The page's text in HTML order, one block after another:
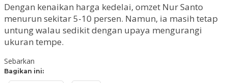
Dengan kenaikan harga kedelai, omzet Nur Santo
menurun sekitar 5-10 persen. Namun, ia masih tetap
untung walau sedikit dengan upaya mengurangi
ukuran tempe.
Sebarkan
Bagikan ini: